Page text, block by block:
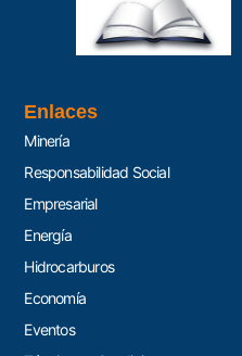
Enlaces
Minería
Responsabilidad Social
Empresarial
Energía
Hidrocarburos
Economía
Eventos